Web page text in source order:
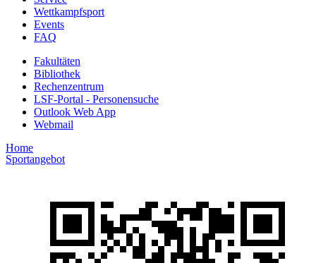
Wettkampfsport
Events
FAQ
Fakultäten
Bibliothek
Rechenzentrum
LSF-Portal - Personensuche
Outlook Web App
Webmail
Home
Sportangebot